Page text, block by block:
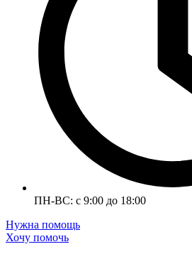
ПН-ВС: с 9:00 до 18:00
Нужна помощь
Хочу помочь